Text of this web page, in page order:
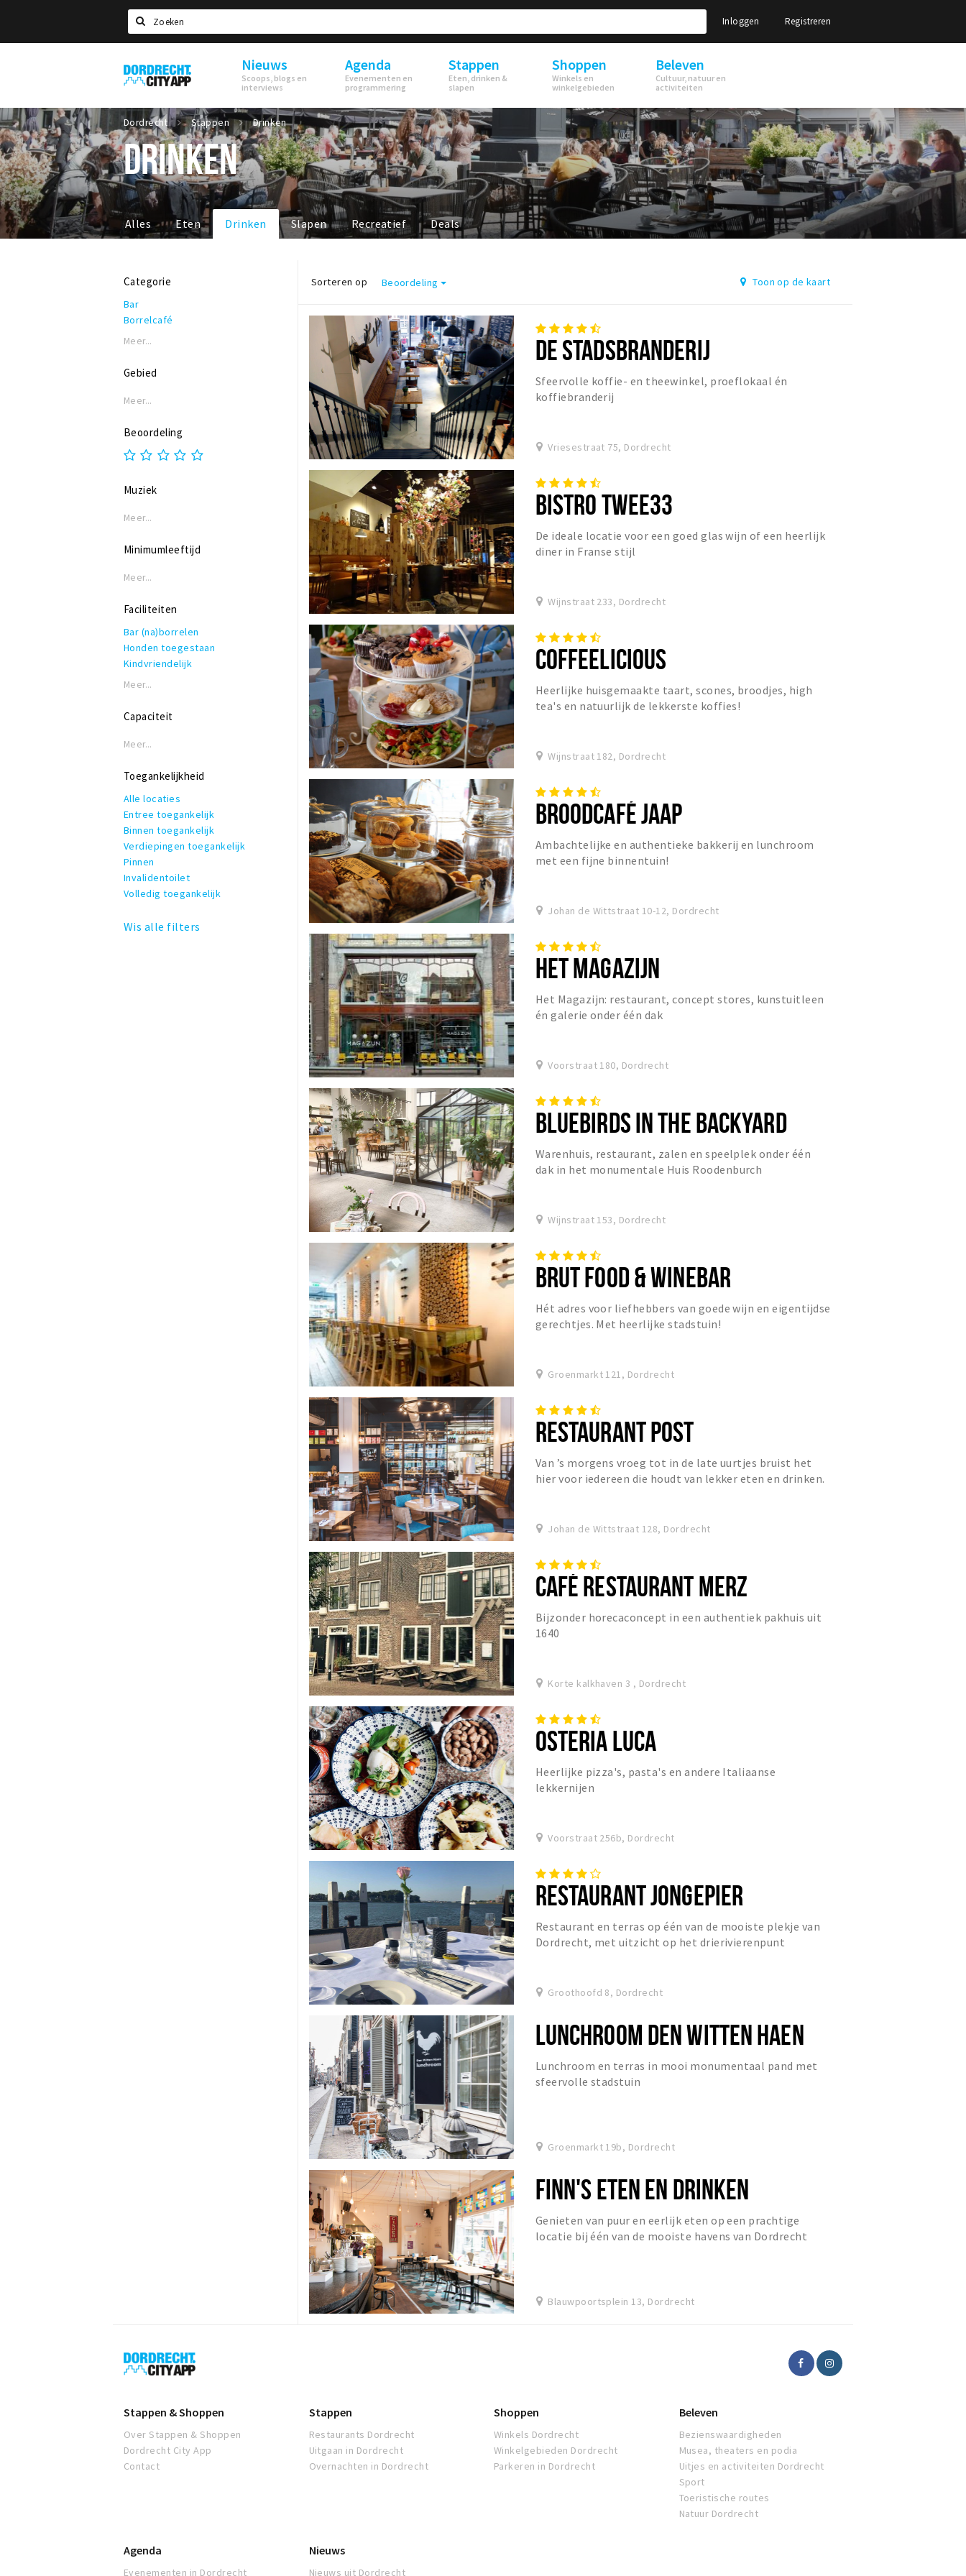
Zoeken
Inloggen Registreren
Dordrecht
City
Nieuws
Scoops, blogs en
interviews
Agenda
Evenementen en
programmering
Stappen
Eten, drinken &
slapen
Shoppen
Winkels en
winkelgebieden
Beleven
Cultuur, natuur en
activiteiten
Dordrecht Stappen Drinken
DRINKEN
Alles Eten Drinken Slapen Recreatief Deals
Categorie
Bar
Borrelcafé
Meer...
Gebied
Meer...
Beoordeling
Muziek
Meer...
Minimumleeftijd
Meer...
Faciliteiten
Bar (na)borrelen
Honden toegestaan
Kindvriendelijk
Reserveren mogelijk
Te huur voor privé gelegenheden
WiFi
Meer...
Capaciteit
Meer...
Toegankelijkheid
Alle locaties
Entree toegankelijk
Binnen toegankelijk
Verdiepingen toegankelijk
Pinnen
Invalidentoilet
Volledig toegankelijk
Wis alle filters
Sorteren op Beoordeling Toon op de kaart
DE STADSBRANDERIJ
Sfeervolle koffie- en theewinkel, proeflokaal én
koffiebranderij
Vriesestraat 75, Dordrecht
BISTRO TWEE33
De ideale locatie voor een goed glas wijn of een heerlijk
diner in Franse stijl
Wijnstraat 233, Dordrecht
COFFEELICIOUS
Heerlijke huisgemaakte taart, scones, broodjes, high
tea's en natuurlijk de lekkerste koffies!
Wijnstraat 182, Dordrecht
BROODCAFÉ JAAP
Ambachtelijke en authentieke bakkerij en lunchroom
met een fijne binnentuin!
Johan de Wittstraat 10-12, Dordrecht
HET MAGAZIJN
Het Magazijn: restaurant, concept stores, kunstuitleen
én galerie onder één dak
Voorstraat 180, Dordrecht
BLUEBIRDS IN THE BACKYARD
Warenhuis, restaurant, zalen en speelplek onder één
dak in het monumentale Huis Roodenburch
Wijnstraat 153, Dordrecht
BRUT FOOD & WINEBAR
Hét adres voor liefhebbers van goede wijn en eigentijdse
gerechtjes. Met heerlijke stadstuin!
Groenmarkt 121, Dordrecht
RESTAURANT POST
Van ’s morgens vroeg tot in de late uurtjes bruist het
hier voor iedereen die houdt van lekker eten en drinken.
Johan de Wittstraat 128, Dordrecht
CAFÉ RESTAURANT MERZ
Bijzonder horecaconcept in een authentiek pakhuis uit
1640
Korte kalkhaven 3 , Dordrecht
OSTERIA LUCA
Heerlijke pizza's, pasta's en andere Italiaanse
lekkernijen
Voorstraat 256b, Dordrecht
RESTAURANT JONGEPIER
Restaurant en terras op één van de mooiste plekje van
Dordrecht, met uitzicht op het drierivierenpunt
Groothoofd 8, Dordrecht
LUNCHROOM DEN WITTEN HAEN
Lunchroom en terras in mooi monumentaal pand met
sfeervolle stadstuin
Groenmarkt 19b, Dordrecht
FINN'S ETEN EN DRINKEN
Genieten van puur en eerlijk eten op een prachtige
locatie bij één van de mooiste havens van Dordrecht
Blauwpoortsplein 13, Dordrecht
Dordrecht
City
Stappen & Shoppen
Over Stappen & Shoppen
Dordrecht City App
Contact
Stappen
Restaurants Dordrecht
Uitgaan in Dordrecht
Overnachten in Dordrecht
Shoppen
Winkels Dordrecht
Winkelgebieden Dordrecht
Parkeren in Dordrecht
Beleven
Bezienswaardigheden
Musea, theaters en podia
Uitjes en activiteiten Dordrecht
Sport
Toeristische routes
Natuur Dordrecht
Agenda
Evenementen in Dordrecht
Nieuws
Nieuws uit Dordrecht